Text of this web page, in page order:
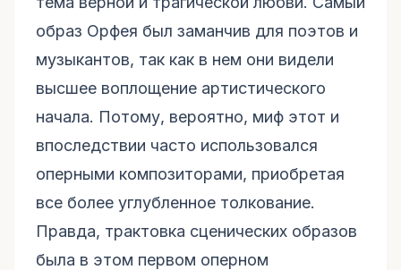
образ Орфея был заманчив для поэтов и
музыкантов, так как в нем они видели
высшее воплощение артистического
начала. Потому, вероятно, миф этот и
впоследствии часто использовался
оперными композиторами, приобретая
все более углубленное толкование.
Правда, трактовка сценических образов
была в этом первом оперном